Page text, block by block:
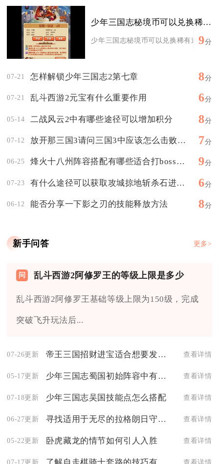
少年三国志秘境币可以兑换稀有道具吗
少年三国志秘境币可以兑换稀有道具，
9分
07-21 怎样解锁少年三国志2第七章 8分
07-21 乱斗西游2元宝有什么重要作用 6分
05-14 二战风云2中有哪些途径可以增加积分 8分
07-12 放开那三国3请问三国3中应该怎么击败马超 7分
06-25 烽火十八州阵容搭配有哪些适合打boss的组合 9分
07-23 有什么途径可以获取攻城掠地斩杀石进化卷 6分
06-12 能否分享一下影之刃的技能释放方法 8分
新手问答 更多>
乱斗西游2阿修罗王的等级上限是多少
乱斗西游2阿修罗王基础等级上限为150级，完成
突破飞升玩法后...
07-26更新 帝王三国招财进宝适合想要发家致富的人吗 查看详情
05-17更新 少年三国志蜀国初始阵容中有哪些比较强力的英雄 查看详情
07-18更新 少年三国志吴国技能点怎么搭配 查看详情
06-27更新 寻找适用于无尽的拉格朗日守基地的飞机是怎样的过程 查看详情
05-22更新 卧虎藏龙的情节如何引人入胜 查看详情
07-17更新 查看详情